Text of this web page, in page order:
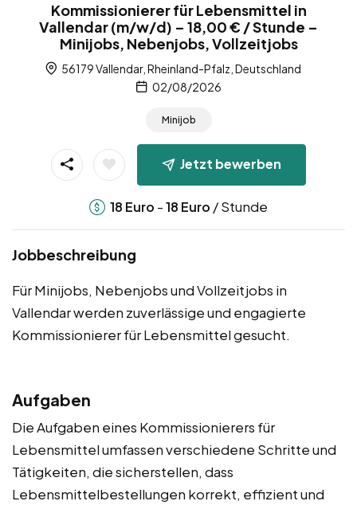
Kommissionierer für Lebensmittel in
Vallendar (m/w/d) – 18,00 € / Stunde –
Minijobs, Nebenjobs, Vollzeitjobs
56179 Vallendar, Rheinland-Pfalz, Deutschland
02/08/2026
Minijob
Jetzt bewerben
18 Euro -18 Euro / Stunde
Jobbeschreibung
Für Minijobs, Nebenjobs und Vollzeitjobs in
Vallendar werden zuverlässige und engagierte
Kommissionierer für Lebensmittel gesucht.
Aufgaben
Die Aufgaben eines Kommissionierers für
Lebensmittel umfassen verschiedene Schritte und
Tätigkeiten, die sicherstellen, dass
Lebensmittelbestellungen korrekt, effizient und